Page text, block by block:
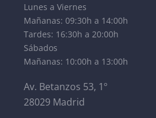
Lunes a Viernes
Mañanas: 09:30h a 14:00h
Tardes: 16:30h a 20:00h
Sábados
Mañanas: 10:00h a 13:00h
Av. Betanzos 53, 1º
28029 Madrid